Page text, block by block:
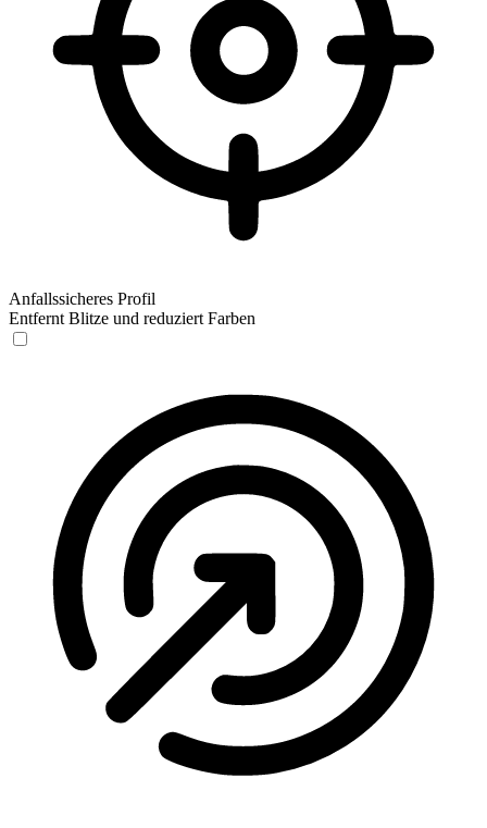
Anfallssicheres Profil
Entfernt Blitze und reduziert Farben